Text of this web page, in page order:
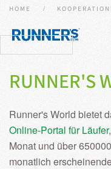
HOME
RUNNER'S
Runner's World bietet
Online-Portal für Läufer
Monat und über
monatlich